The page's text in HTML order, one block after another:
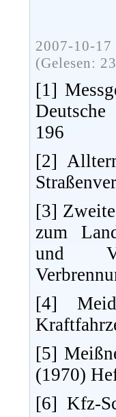
2007-10-
(Gelesen:
[1]
196
[2]
[3]
zum
und
[4]
[5]
(1970)
[6] Kfz-